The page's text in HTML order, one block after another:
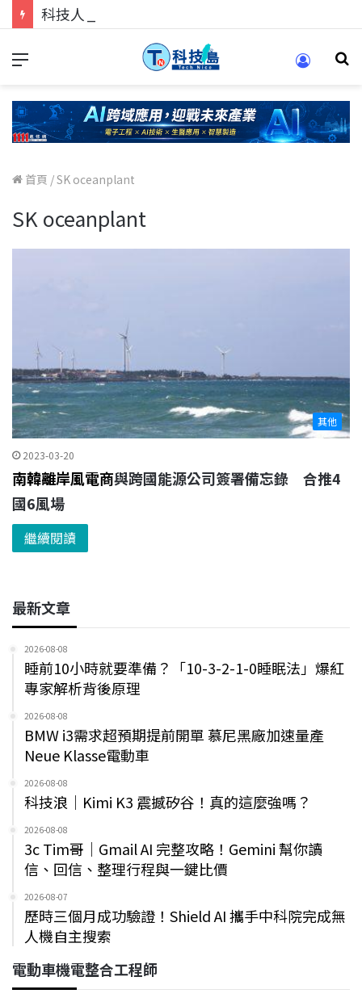
首頁 /SK oceanplant
SK oceanplant
其他
2023-03-20
南韓離岸風電商與跨國能源公司簽署備忘錄 合推4
國6風場
繼續閱讀
最新文章
2026-08-08
睡前10小時就要準備？「10-3-2-1-0睡眠法」爆紅
專家解析背後原理
2026-08-08
BMW i3需求超預期提前開單 慕尼黑廠加速量產
Neue Klasse電動車
2026-08-08
科技浪｜Kimi K3 震撼矽谷！真的這麼強嗎？
2026-08-08
3c Tim哥｜Gmail AI 完整攻略！Gemini 幫你讀
信、回信、整理行程與一鍵比價
2026-08-07
歷時三個月成功驗證！Shield AI 攜手中科院完成無
人機自主搜索
電動車機電整合工程師